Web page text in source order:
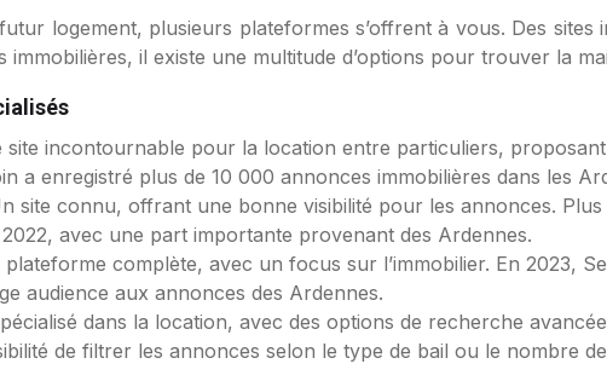
logement, plusieurs plateformes s’offrent à vous. Des sites
immobilières, il existe une multitude d’options pour trouver la
site incontournable pour la location entre particuliers,
a enregistré plus de 10 000 annonces immobilières dans les
site connu, offrant une bonne visibilité pour les annonces.
avec une part importante provenant des Ardennes.
plateforme complète, avec un focus sur l’immobilier. En 2023,
audience aux annonces des Ardennes.
dans la location, avec des options de recherche
de filtrer les annonces selon le type de bail ou le nombre